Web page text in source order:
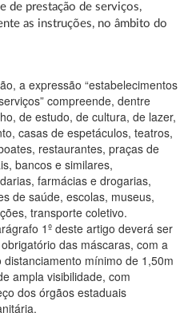
de prestação de serviços,
as instruções, no âmbito do
a expressão “estabelecimentos
compreende, dentre
de estudo, de cultura, de lazer,
casas de espetáculos, teatros,
restaurantes, praças de
bancos e similares,
farmácias e drogarias,
de saúde, escolas, museus,
transporte coletivo.
1º deste artigo deverá ser
das máscaras, com a
mínimo de 1,50m
ampla visibilidade, com
dos órgãos estaduais